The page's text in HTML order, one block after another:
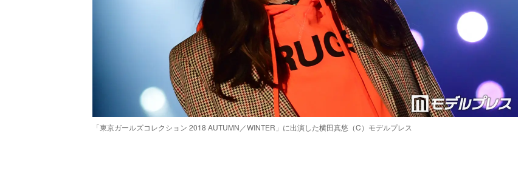
「東京ガールズコレクション 2018 AUTUMN／WINTER」に出演した横田真悠（C）モデルプレス